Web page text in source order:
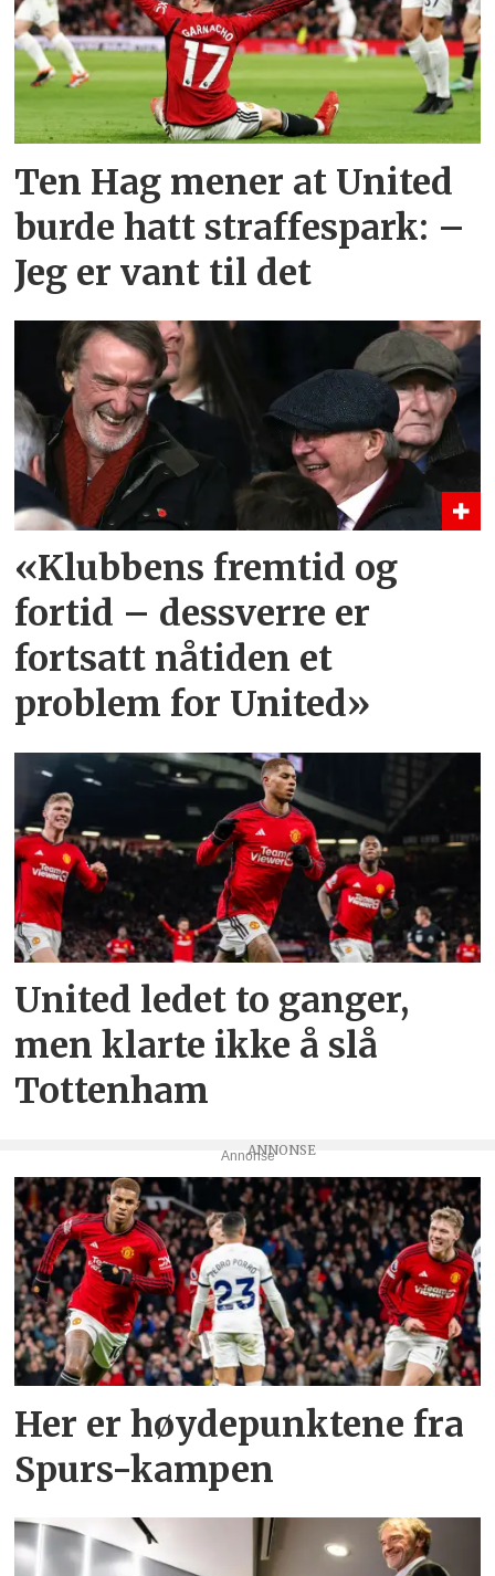
Ten Hag mener at United
burde hatt straffespark: –
Jeg er vant til det
«Klubbens fremtid og
fortid – dessverre er
fortsatt nåtiden et
problem for United»
United ledet to ganger,
men klarte ikke å slå
Tottenham
Annonse
Her er høydepunktene fra
Spurs-kampen